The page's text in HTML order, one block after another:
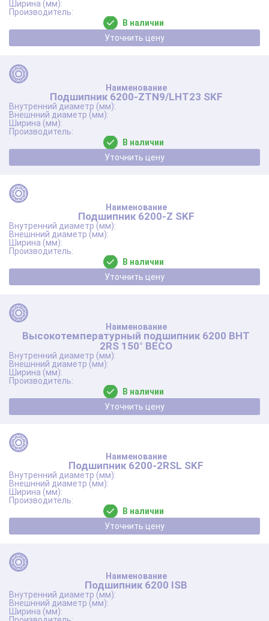
В наличии
Уточнить цену
Подшипник 6200-ZTN9/LHT23 SKF
В наличии
Уточнить цену
Подшипник 6200-Z SKF
В наличии
Уточнить цену
Высокотемпературный подшипник 6200 BHT
2RS 150° BECO
В наличии
Уточнить цену
Подшипник 6200-2RSL SKF
В наличии
Уточнить цену
Подшипник 6200 ISB